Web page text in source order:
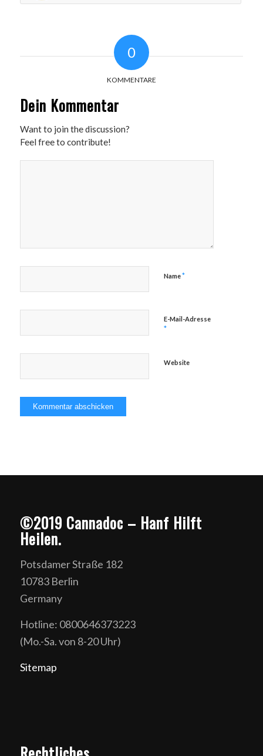
0
KOMMENTARE
Dein Kommentar
Want to join the discussion?
Feel free to contribute!
Name*
E-Mail-Adresse
*
Website
©2019 Cannadoc – Hanf Hilft
Heilen.
Potsdamer Straße 182
10783 Berlin
Germany
Hotline: 0800646373223
(Mo.-Sa. von 8-20 Uhr)
Sitemap